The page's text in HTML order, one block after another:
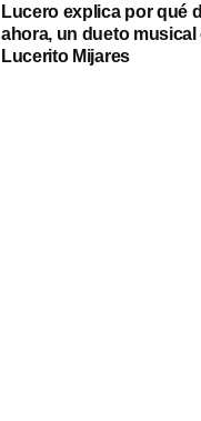
Lucero explica por qué
ahora, un dueto
Lucerito Mijares